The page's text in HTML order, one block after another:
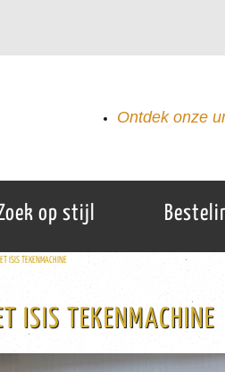
Ontdek onze
op stijl
ISIS TEKENMACHINE
ISIS TEKENMACHINE